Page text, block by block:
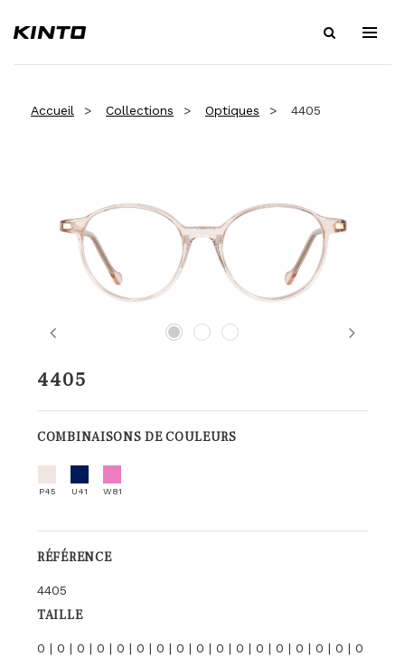
Accueil Collections Optiques 4405
Previous Next
4405
COMBINAISONS DE COULEURS
P45 U41 W81
RÉFÉRENCE
4405
TAILLE
0 | 0 | 0 | 0 | 0 | 0 | 0 | 0 | 0 | 0 | 0 | 0 | 0 | 0 | 0 | 0 | 0